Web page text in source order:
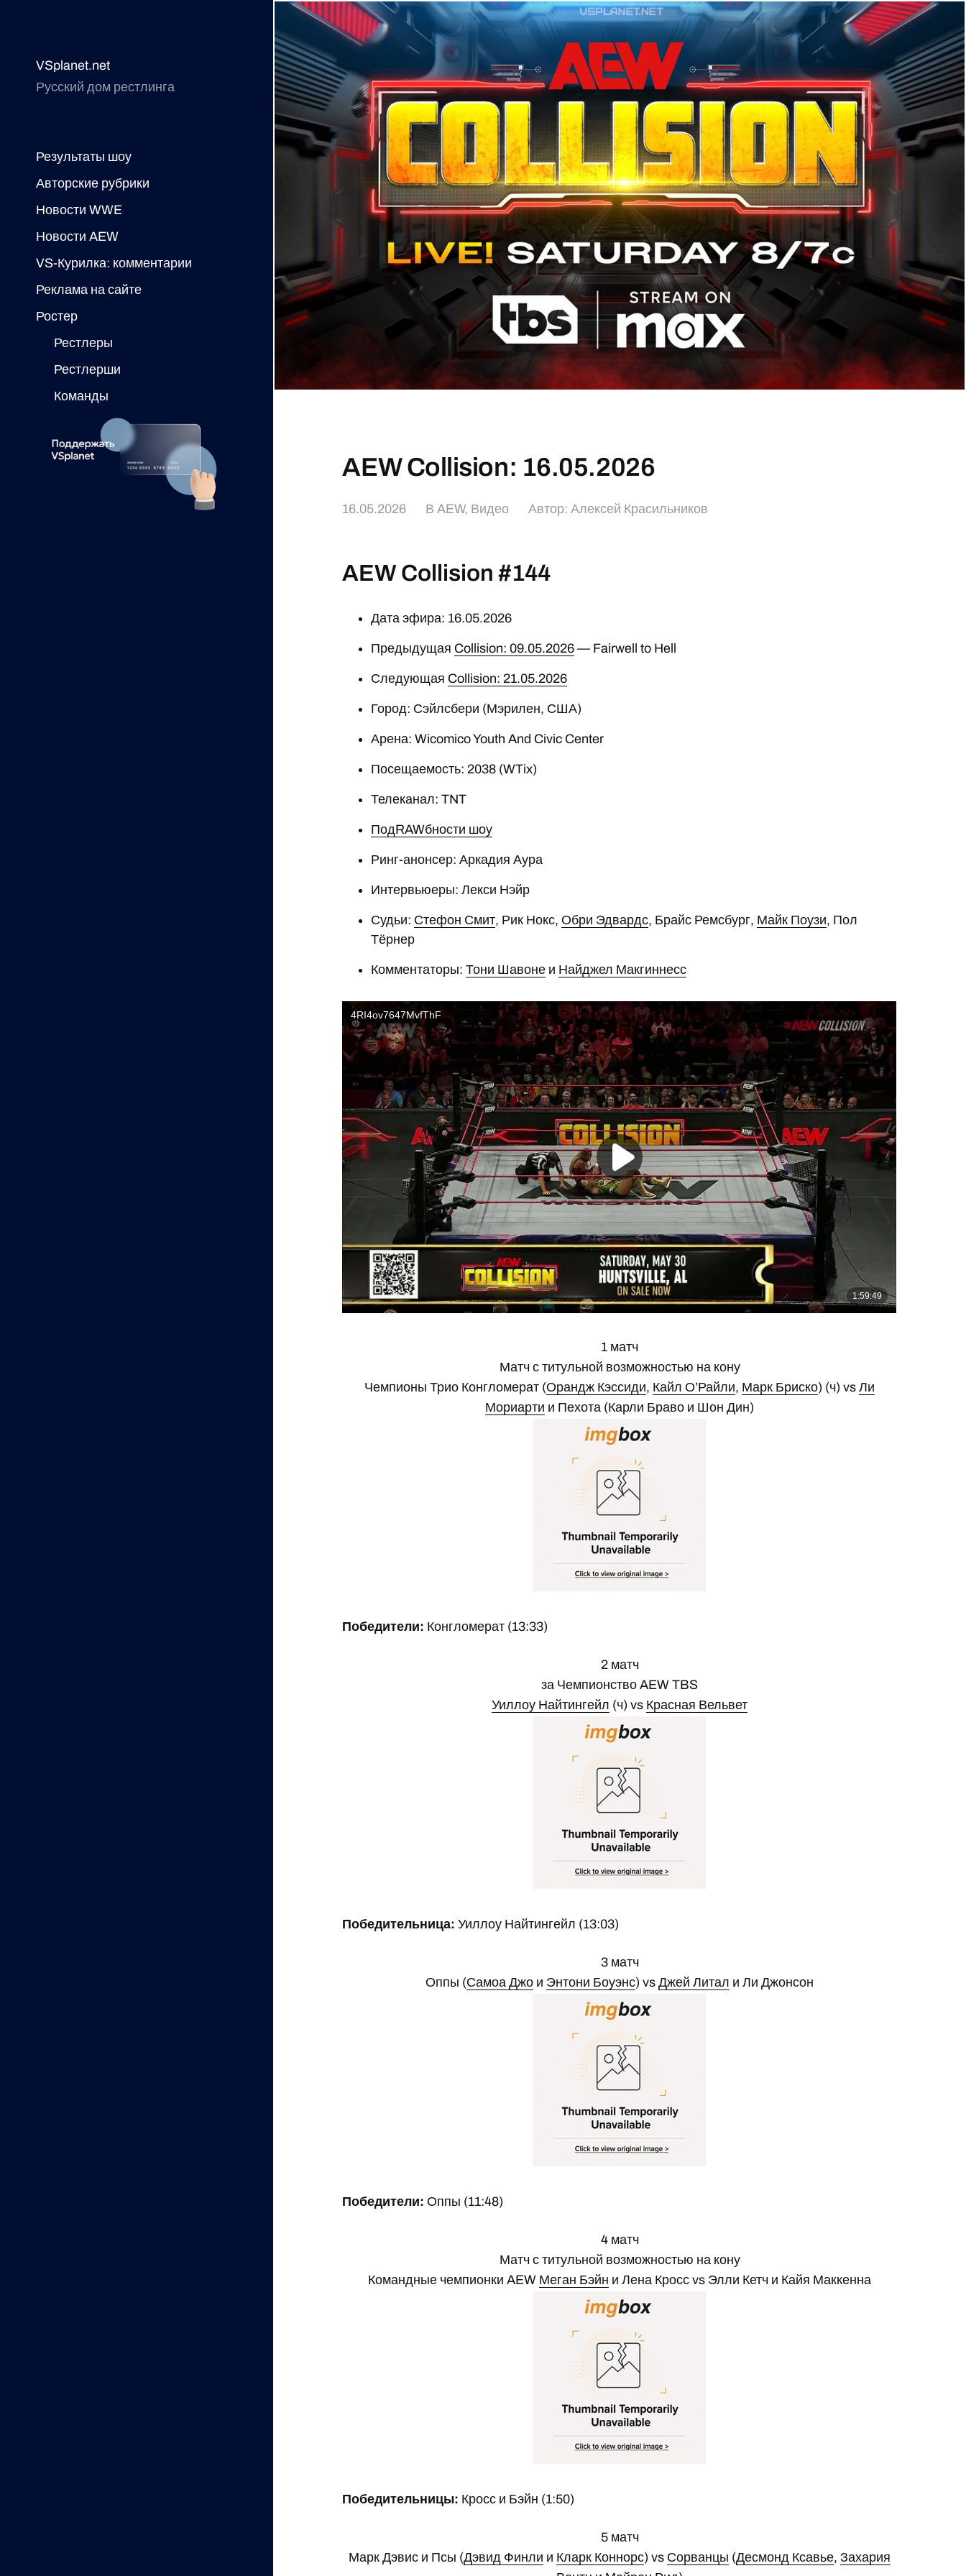
VSplanet.net
Русский дом рестлинга
Результаты шоу
Авторские рубрики
Новости WWE
Новости AEW
VS-Курилка: комментарии
Реклама на сайте
Ростер
Рестлеры
Рестлерши
Команды
AEW Collision: 16.05.2026
16.05.2026 ВAEW, Видео Автор:Алексей Красильников
AEW Collision #144
Дата эфира: 16.05.2026
Предыдущая Collision: 09.05.2026 — Fairwell to Hell
Следующая Collision: 21.05.2026
Город: Сэйлсбери (Мэрилен, США)
Арена: Wicomico Youth And Civic Center
Посещаемость: 2038 (WTix)
Телеканал: TNT
ПодRAWбности шоу
Ринг-анонсер: Аркадия Аура
Интервьюеры: Лекси Нэйр
Судьи: Стефон Смит, Рик Нокс,Обри Эдвардс, Брайс Ремсбург, Майк Поузи, Пол
Тёрнер
Комментаторы:Тони Шавоне и Найджел Макгиннесс
1 матч
Матч с титульной возможностью на кону
Чемпионы Трио Конгломерат (Орандж Кэссиди, Кайл О’Райли, Марк Бриско) (ч) vs Ли
Мориарти и Пехота (Карли Браво и Шон Дин)
Победители: Конгломерат (13:33)
2 матч
за Чемпионство AEW TBS
Уиллоу Найтингейл (ч) vs Красная Вельвет
Победительница: Уиллоу Найтингейл (13:03)
3 матч
Оппы (Самоа Джо и Энтони Боуэнс) vs Джей Литал и Ли Джонсон
Победители: Оппы (11:48)
4 матч
Матч с титульной возможностью на кону
Командные чемпионки AEW Меган Бэйн и Лена Кросс vs Элли Кетч и Кайя Маккенна
Победительницы: Кросс и Бэйн (1:50)
5 матч
Марк Дэвис и Псы (Дэвид Финли и Кларк Коннорс) vs Сорванцы (Десмонд Ксавье, Захария